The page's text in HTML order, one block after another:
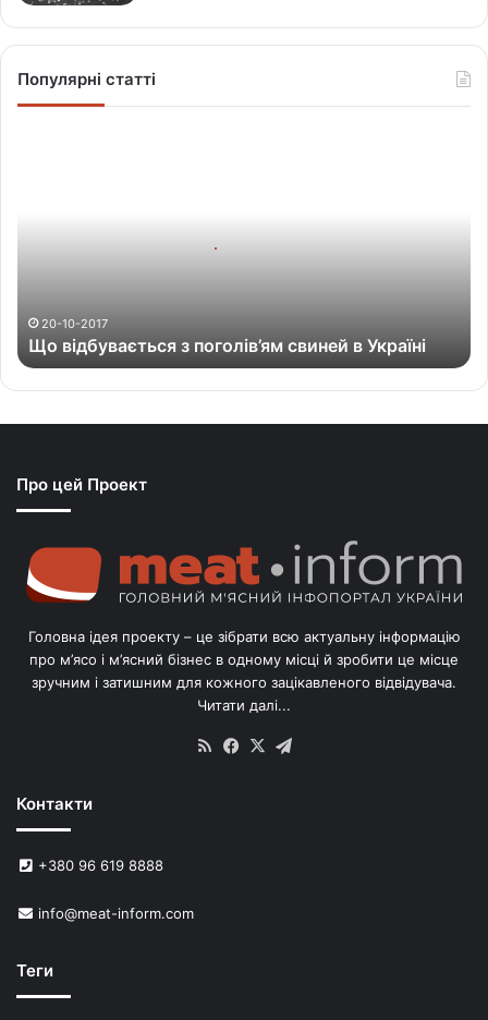
Популярні статті
т
ь
п
о
е
й
У
р
ї
20-10-2017
Що відбувається з поголів’ям свиней в Україні
Про цей Проект
Головна ідея проекту – це зібрати всю актуальну інформацію
про м’ясо і м’ясний бізнес в одному місці й зробити це місце
зручним і затишним для кожного зацікавленого відвідувача.
Читати далі...
RSS Facebook
X
Контакти
+380 96 619 8888
info@meat-inform.com
Теги